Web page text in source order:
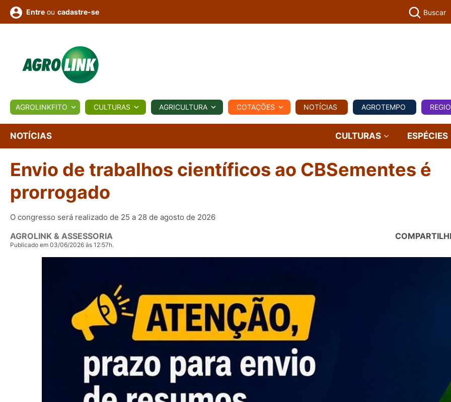
BIOLÓGICOS COTAÇÕES NOTÍCIAS AGROTEMPO REGIONAL COMERCIAL AGROVIAGENS
Conversor Colunistas Eventos
e
Vídeos
Entre ou cadastre-se Buscar
AGROLINKFITO CULTURAS AGRICULTURA COTAÇÕES NOTÍCIAS AGROTEMPO
NOTÍCIAS CULTURAS ESPÉCIES
Envio de trabalhos científicos ao CBSementes é
prorrogado
O congresso será realizado de 25 a 28 de agosto de 2026
AGROLINK & ASSESSORIA
Publicado em 03/06/2026 às 12:57h.